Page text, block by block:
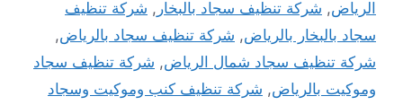
الرياض, شركة تنظيف سجاد بالبخار , شركة تنظيف
سجاد بالبخار بالرياض, شركة تنظيف سجاد بالرياض,
شركة تنظيف سجاد شمال الرياض, شركة تنظيف سجاد
وموكيت بالرياض, شركة تنظيف كنب وموكيت وسجاد